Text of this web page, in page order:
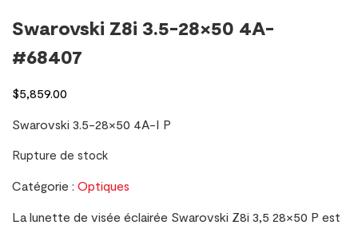
Swarovski Z8i 3.5-28×50 4A-
#68407
$5,859.00
Swarovski 3.5-28×50 4A-I P
Rupture de stock
Catégorie : Optiques
La lunette de visée éclairée Swarovski Z8i 3,5 28×50 P est